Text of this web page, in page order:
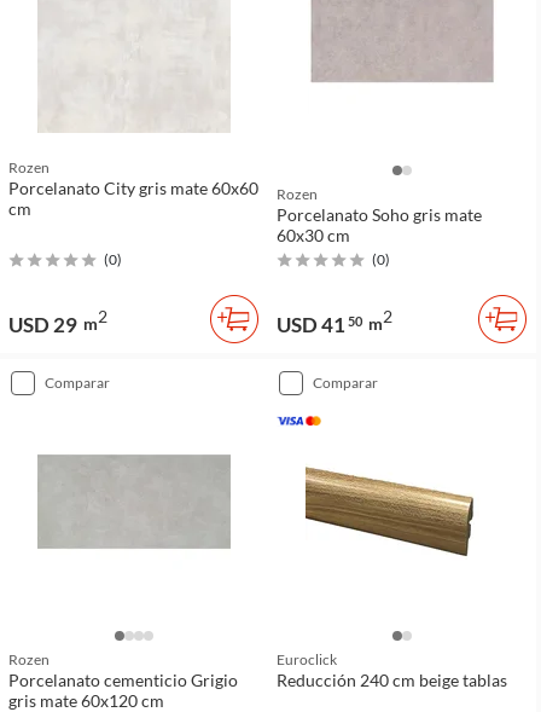
Rozen
Porcelanato City gris mate 60x60
cm
(0)
USD 29 m2
Rozen
Porcelanato Soho gris mate
60x30 cm
(0)
USD 41 50 m2
comparar
Rozen
Porcelanato cementicio Grigio
gris mate 60x120 cm
comparar
Euroclick
Reducción 240 cm beige tablas